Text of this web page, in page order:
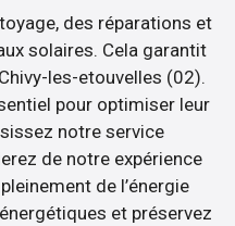
des réparations et
solaires. Cela garantit
les-etouvelles (02).
pour optimiser leur
notre service
de notre expérience
de l’énergie
et préservez